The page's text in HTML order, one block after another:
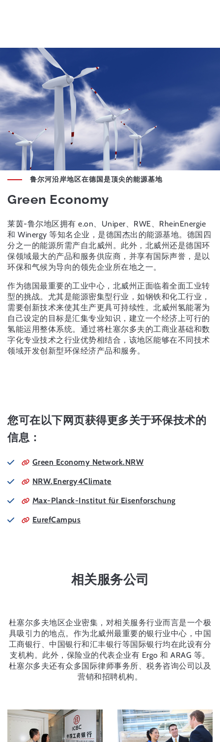
鲁尔河沿岸地区在德国是顶尖的能源基地
Green Economy
莱茵-鲁尔地区拥有 e.on、Uniper、RWE、RheinEnergie
和 Winergy 等知名企业，是德国杰出的能源基地。德国四
分之一的能源所需产自北威州。此外，北威州还是德国环
保领域最大的产品和服务供应商，并享有国际声誉，是以
环保和气候为导向的领先企业所在地之一。
作为德国最重要的工业中心，北威州正面临着全面工业转
型的挑战。尤其是能源密集型行业，如钢铁和化工行业，
需要创新技术来使其生产更具可持续性。北威州氢能署为
自己设定的目标是汇集专业知识，建立一个经济上可行的
氢能运用整体系统。通过将杜塞尔多夫的工商业基础和数
字化专业技术之行业优势相结合，该地区能够在不同技术
领域开发创新型环保经济产品和服务。
您可在以下网页获得更多关于环保技术的
信息：
Green Economy Network.NRW
NRW.Energy4Climate
Max-Planck-Institut für Eisenforschung
EurefCampus
相关服务公司
杜塞尔多夫地区企业密集，对相关服务行业而言是一个极
具吸引力的地点。作为北威州最重要的银行业中心，中国
工商银行、中国银行和汇丰银行等国际银行均在此设有分
支机构。此外，保险业的代表企业有 Ergo 和 ARAG 等。
杜塞尔多夫还有众多国际律师事务所、税务咨询公司以及
营销和招聘机构。